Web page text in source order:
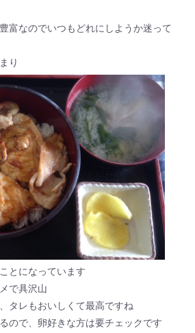
富なのでいつもどれにしようか迷って
り
とになっています
で具沢山
タレもおいしくて最高ですね
ので、卵好きな方は要チェックです